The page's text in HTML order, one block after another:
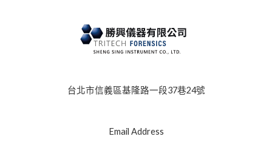
台北市信義區基隆路一段37巷24號
Email Address